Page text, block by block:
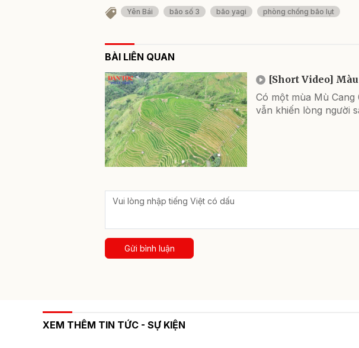
Yên Bái bão số 3 bão yagi phòng chống bão lụt
BÀI LIÊN QUAN
[Short Video]
Có một mùa Mù
vẫn khiến lòng người
Gửi bình luận
XEM THÊM TIN TỨC - SỰ KIỆN